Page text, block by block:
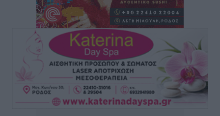
Αθλητικά• πριν 2 ώρες
Γ.Σ. Διαγόρας: Επέστρεψε στις Ακαδημίες η Ειρήνη
Παπαεμμανουήλ
Αθλητικά πριν 3 ώρες
ΣΚΟΕ: Σαββατοκύριακο με αγώνες από τον Σ.Σ. Ρόδου
Αθλητικά• πριν 3 ώρες